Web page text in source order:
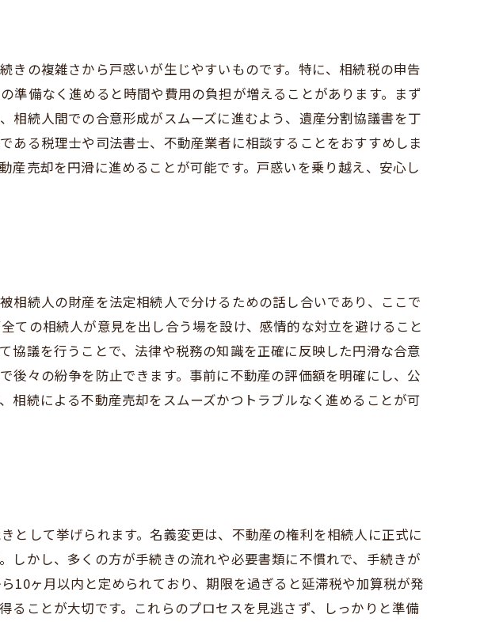
きの複雑さから戸惑いが生じやすいものです。特に、相続税の申告
準備なく進めると時間や費用の負担が増えることがあります。まず
相続人間での合意形成がスムーズに進むよう、遺産分割協議書を丁
る税理士や司法書士、不動産業者に相談することをおすすめしま
売却を円滑に進めることが可能です。戸惑いを乗り越え、安心し
相続人の財産を法定相続人で分けるための話し合いであり、ここで
ての相続人が意見を出し合う場を設け、感情的な対立を避けること
協議を行うことで、法律や税務の知識を正確に反映した円滑な合意
々の紛争を防止できます。事前に不動産の評価額を明確にし、公
相続による不動産売却をスムーズかつトラブルなく進めることが可
として挙げられます。名義変更は、不動産の権利を相続人に正式に
しかし、多くの方が手続きの流れや必要書類に不慣れで、手続きが
10ヶ月以内と定められており、期限を過ぎると延滞税や加算税が発
ことが大切です。これらのプロセスを見逃さず、しっかりと準備